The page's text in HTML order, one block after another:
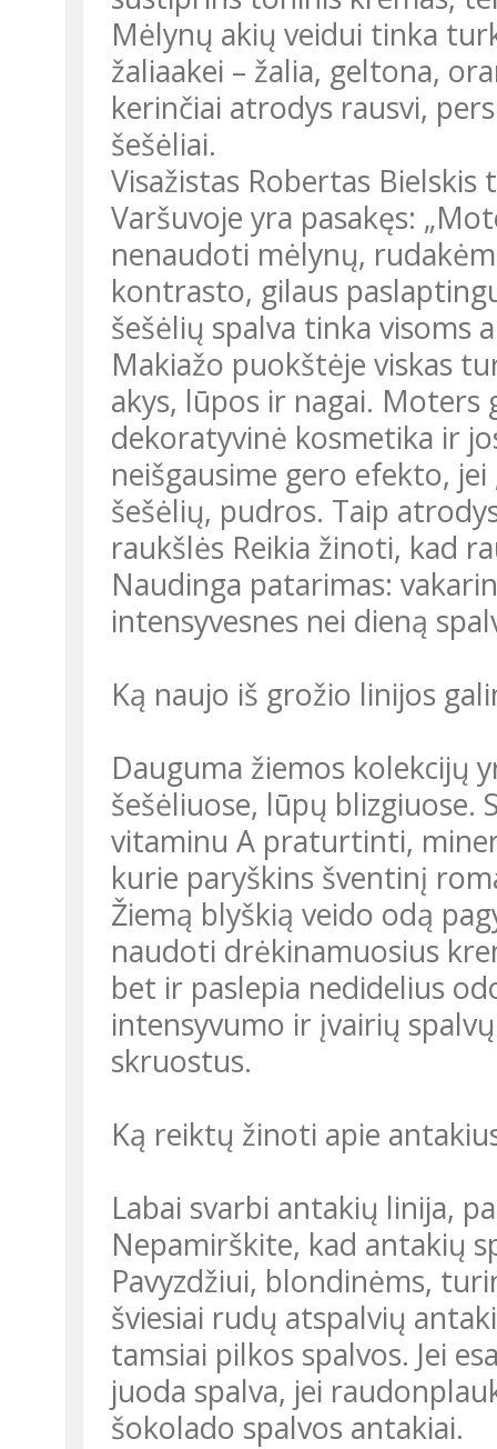
Mėlynų akių veidui tinka
žaliaakei – žalia, geltona,
kerinčiai atrodys rausvi,
šešėliai.
Visažistas Robertas
Varšuvoje yra pasakęs:
nenaudoti mėlynų,
kontrasto, gilaus
šešėlių spalva tinka visoms
Makiažo puokštėje viskas
akys, lūpos ir nagai.
dekoratyvinė kosmetika ir
neišgausime gero efekto,
šešėlių, pudros. Taip
raukšlės Reikia žinoti, kad
Naudinga patarimas:
intensyvesnes nei dieną
Ką naujo iš grožio linijos
Dauguma žiemos kolekcijų
šešėliuose, lūpų blizgiuose.
vitaminu A praturtinti,
kurie paryškins šventinį
Žiemą blyškią veido odą
naudoti drėkinamuosius
bet ir paslepia nedidelius
intensyvumo ir įvairių
skruostus.
Ką reiktų žinoti apie
Labai svarbi antakių linija,
Nepamirškite, kad antakių
Pavyzdžiui, blondinėms,
šviesiai rudų atspalvių
tamsiai pilkos spalvos. Jei
juoda spalva, jei
šokolado spalvos antakiai.